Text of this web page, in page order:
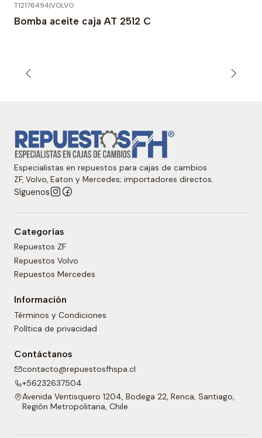
T12176494|VOLVO
Bomba aceite caja AT 2512 C
Especialistas en repuestos para cajas de cambios
ZF, Volvo, Eaton y Mercedes; importadores directos.
Síguenos
Categorías
Repuestos ZF
Repuestos Volvo
Repuestos Mercedes
Información
Términos y Condiciones
Política de privacidad
Contáctanos
contacto@repuestosfhspa.cl
+56232637504
Avenida Ventisquero 1204, Bodega 22, Renca, Santiago,
Región Metropolitana, Chile